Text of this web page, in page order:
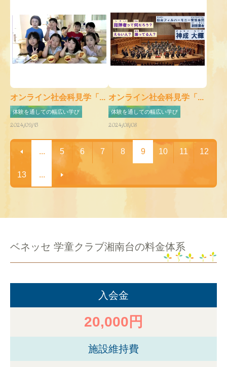
オンライン社会科見学「...
体験を通しての幅広い学び
2024/09/13
オンライン社会科見学「...
体験を通しての幅広い学び
2024/08/08
... 5 6 7 8 9 10 11 12
13 ...
ベネッセ 学童クラブ湘南台の料金体系
入会金
20,000円
施設維持費